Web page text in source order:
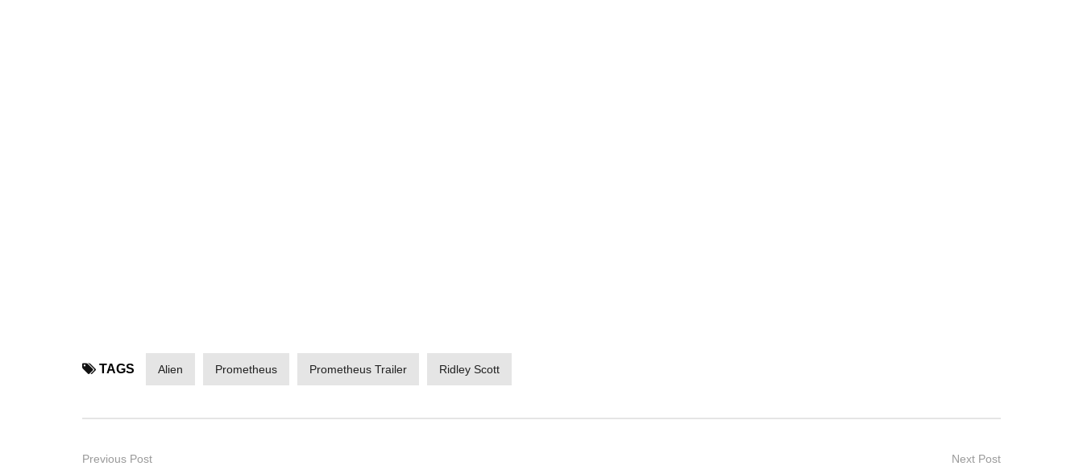
TAGS Alien Prometheus Prometheus Trailer Ridley Scott
Previous Post Next Post